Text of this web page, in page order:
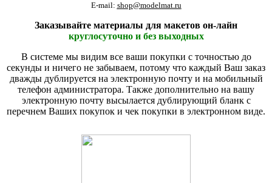
E-mail: shop@modelmat.ru
Заказывайте материалы для макетов он-лайн
круглосуточно и без выходных
В системе мы видим все ваши покупки с точностью до
секунды и ничего не забываем, потому что каждый Ваш заказ
дважды дублируется на электронную почту и на мобильный
телефон администратора. Также дополнительно на вашу
электронную почту высылается дублирующий бланк с
перечнем Ваших покупок и чек покупки в электронном виде.